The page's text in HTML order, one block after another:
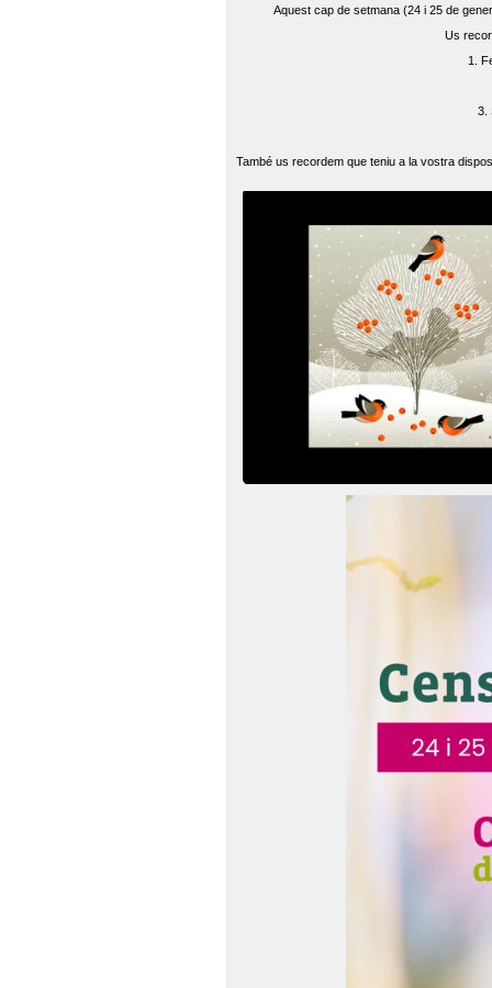
Aquest cap de setmana (24 i 25 de
Us
1.
3.
També us recordem que teniu a la vostra